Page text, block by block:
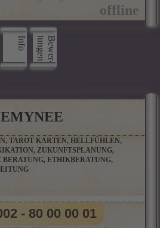
Info B
e
w
e
r
­
t
u
n
g
e
n
TAROT KARTEN, HELLFÜHLEN,
ZUKUNFTSPLANUNG,
BERATUNG, ETHIKBERATUNG,
- 80 00 00 01